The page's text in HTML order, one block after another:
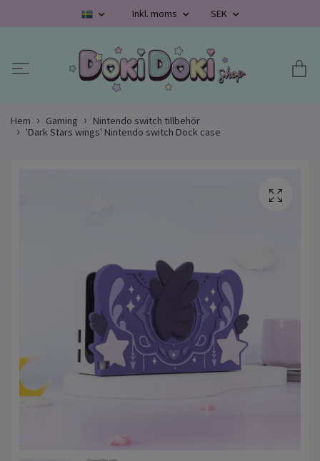
Inkl. moms SEK
Hem Gaming
Nintendo switch tillbehör
'Dark Stars wings' Nintendo switch Dock case